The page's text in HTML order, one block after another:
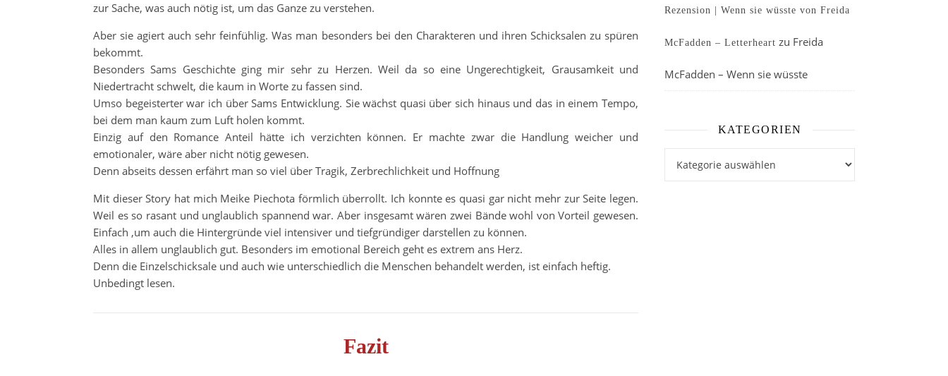
zur Sache, was auch nötig ist, um das Ganze zu verstehen.
Aber sie agiert auch sehr feinfühlig. Was man besonders bei den Charakteren und ihren Schicksalen zu spüren
bekommt.
Besonders Sams Geschichte ging mir sehr zu Herzen. Weil da so eine Ungerechtigkeit, Grausamkeit und
Niedertracht schwelt, die kaum in Worte zu fassen sind.
Umso begeisterter war ich über Sams Entwicklung. Sie wächst quasi über sich hinaus und das in einem Tempo,
bei dem man kaum zum Luft holen kommt.
Einzig auf den Romance Anteil hätte ich verzichten können. Er machte zwar die Handlung weicher und
emotionaler, wäre aber nicht nötig gewesen.
Denn abseits dessen erfährt man so viel über Tragik, Zerbrechlichkeit und Hoffnung
Mit dieser Story hat mich Meike Piechota förmlich überrollt. Ich konnte es quasi gar nicht mehr zur Seite legen.
Weil es so rasant und unglaublich spannend war. Aber insgesamt wären zwei Bände wohl von Vorteil gewesen.
Einfach ,um auch die Hintergründe viel intensiver und tiefgründiger darstellen zu können.
Alles in allem unglaublich gut. Besonders im emotional Bereich geht es extrem ans Herz.
Denn die Einzelschicksale und auch wie unterschiedlich die Menschen behandelt werden, ist einfach heftig.
Unbedingt lesen.
Fazit
Rezension | Wenn sie wüsste von Freida
McFadden – Letterheart zu Freida
McFadden – Wenn sie wüsste
KATEGORIEN